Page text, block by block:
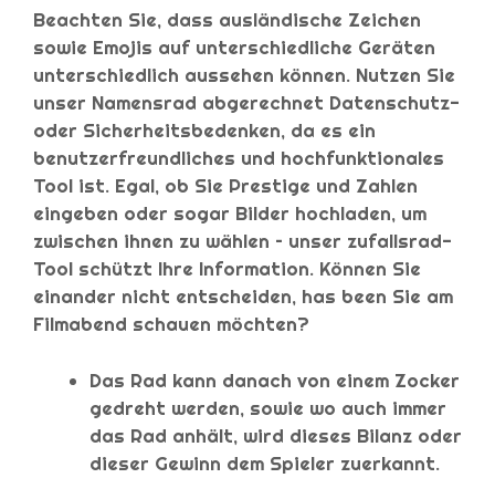
Beachten Sie, dass ausländische Zeichen
sowie Emojis auf unterschiedliche Geräten
unterschiedlich aussehen können. Nutzen Sie
unser Namensrad abgerechnet Datenschutz-
oder Sicherheitsbedenken, da es ein
benutzerfreundliches und hochfunktionales
Tool ist. Egal, ob Sie Prestige und Zahlen
eingeben oder sogar Bilder hochladen, um
zwischen ihnen zu wählen – unser zufallsrad-
Tool schützt Ihre Information. Können Sie
einander nicht entscheiden, has been Sie am
Filmabend schauen möchten?
Das Rad kann danach von einem Zocker
gedreht werden, sowie wo auch immer
das Rad anhält, wird dieses Bilanz oder
dieser Gewinn dem Spieler zuerkannt.